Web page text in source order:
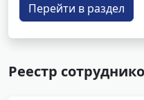
Перейти в раздел
Реестр